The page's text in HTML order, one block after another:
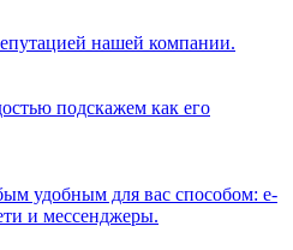
нашей компании.
подскажем как его
удобным для вас способом: e-
и мессенджеры.